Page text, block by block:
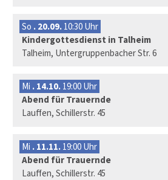
So . 20.09. 10:30 Uhr
Kindergottesdienst in Talheim
Talheim, Untergruppenbacher Str. 6
Mi . 14.10. 19:00 Uhr
Abend für Trauernde
Lauffen, Schillerstr. 45
Mi . 11.11. 19:00 Uhr
Abend für Trauernde
Lauffen, Schillerstr. 45